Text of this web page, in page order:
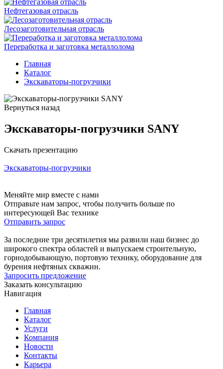
Нефтегазовая отрасль
Лесозаготовительная отрасль
Переработка и заготовка металлолома
Главная
Каталог
Экскаваторы-погрузчики
Вернуться назад
Экскаваторы-погрузчики SANY
Скачать презентацию
Экскаваторы-погрузчики
Меняйте мир вместе с нами
Отправьте нам запрос, чтобы получить больше по
интересующей Вас технике
Отправить запрос
За последние три десятилетия мы развили наш бизнес до
широкого спектра областей и выпускаем строительную,
горнодобывающую, портовую технику, оборудование для
бурения нефтяных скважин.
Запросить предложение
Заказать консультацию
Навигация
Главная
Каталог
Услуги
Компания
Новости
Контакты
Карьера